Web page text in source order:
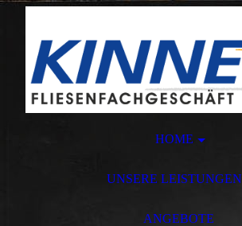
HOME
UNSERE LEISTUNGEN
ANGEBOTE